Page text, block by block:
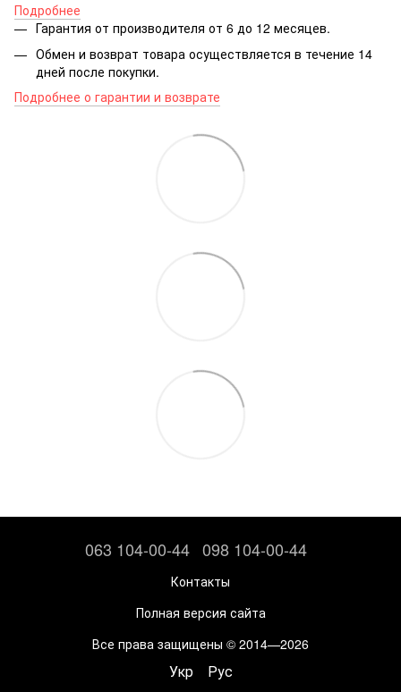
Подробнее
Гарантия от производителя от 6 до 12 месяцев.
Обмен и возврат товара осуществляется в течение 14
дней после покупки.
Подробнее о гарантии и возврате
063 104-00-44 098 104-00-44
Контакты
Полная версия сайта
Все права защищены © 2014—2026
Укр Рус